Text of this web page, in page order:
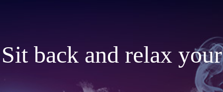
Sit back and relax your